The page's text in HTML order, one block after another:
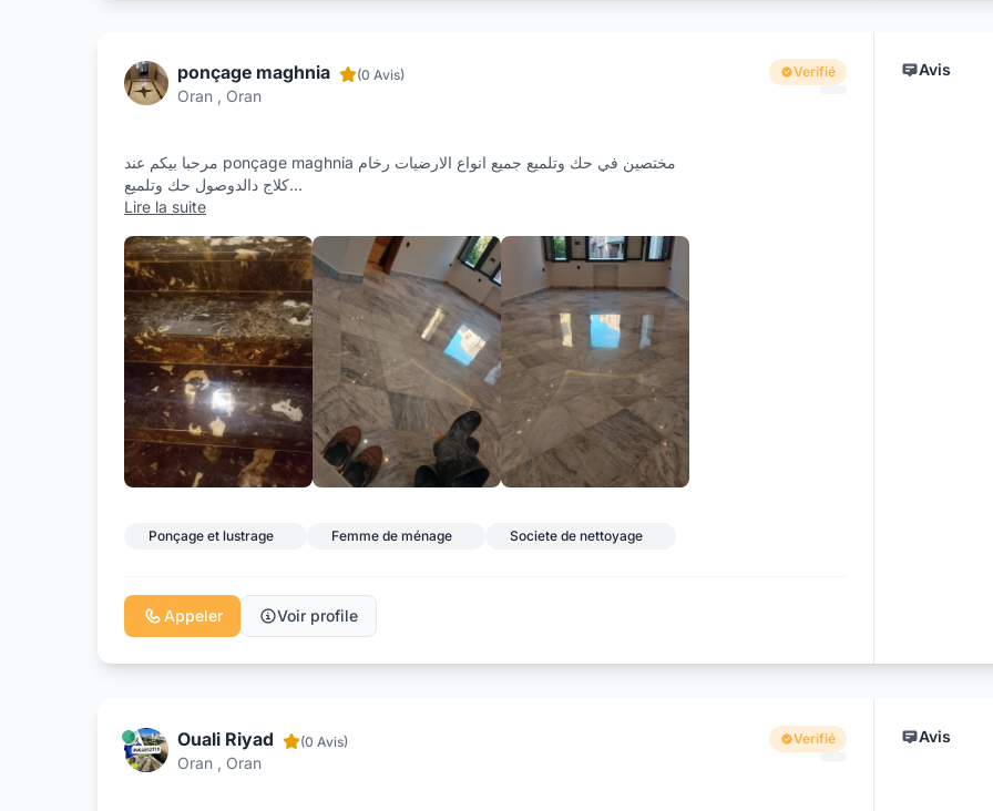
ponçage maghnia
Oran , Oran
(0 Avis) Verifié
مرحبا بيكم عند ponçage maghnia مختصين في حك وتلميع جميع انواع الارضيات رخام
كلاج دالدوصول حك وتلميع...
Lire la suite
Ponçage et lustrage Femme de ménage Societe de nettoyage
Appeler Voir profile
Avis
Ouali Riyad
Oran , Oran
(0 Avis) Verifié Avis